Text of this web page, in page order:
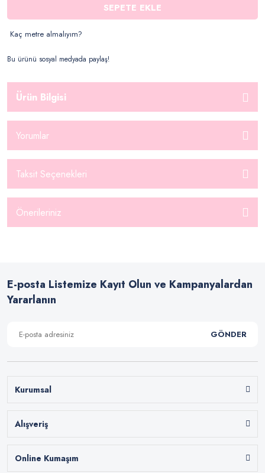
SEPETE EKLE
Kaç metre almalıyım?
Bu ürünü sosyal medyada paylaş!
Ürün Bilgisi
Yorumlar
Taksit Seçenekleri
Önerileriniz
E-posta Listemize Kayıt Olun ve Kampanyalardan
Yararlanın
GÖNDER
Kurumsal
Alışveriş
Online Kumaşım